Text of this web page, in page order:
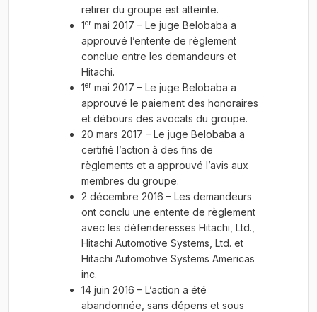
retirer du groupe est atteinte.
1er mai 2017 – Le juge Belobaba a
approuvé l’entente de règlement
conclue entre les demandeurs et
Hitachi.
1er mai 2017 – Le juge Belobaba a
approuvé le paiement des honoraires
et débours des avocats du groupe.
20 mars 2017 – Le juge Belobaba a
certifié l’action à des fins de
règlements et a approuvé l’avis aux
membres du groupe.
2 décembre 2016 – Les demandeurs
ont conclu une entente de règlement
avec les défenderesses Hitachi, Ltd.,
Hitachi Automotive Systems, Ltd. et
Hitachi Automotive Systems Americas
inc.
14 juin 2016 – L’action a été
abandonnée, sans dépens et sous